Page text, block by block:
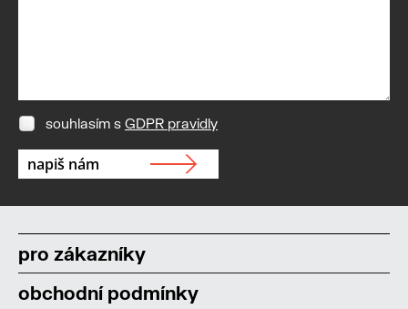
souhlasím s GDPR pravidly
pro zákazníky
obchodní podmínky